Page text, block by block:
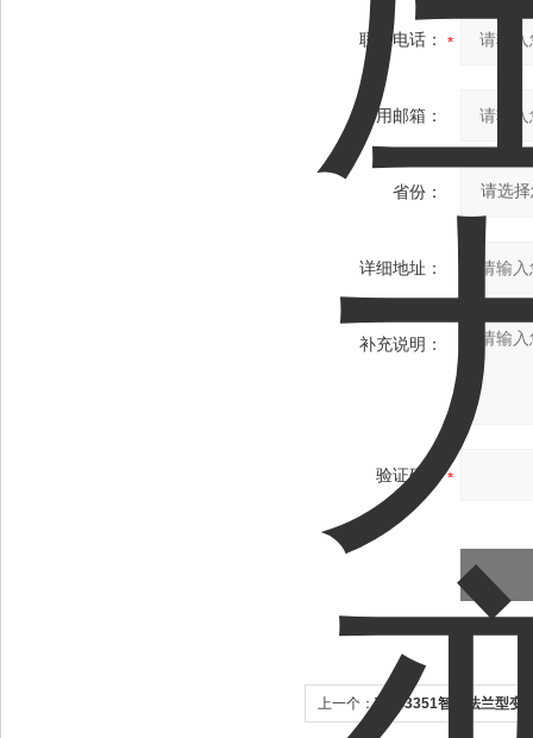
联系电话：
常用邮箱：
省份：
详细地址：
补充说明：
验证码：
上一个：THG3351智能法兰型变